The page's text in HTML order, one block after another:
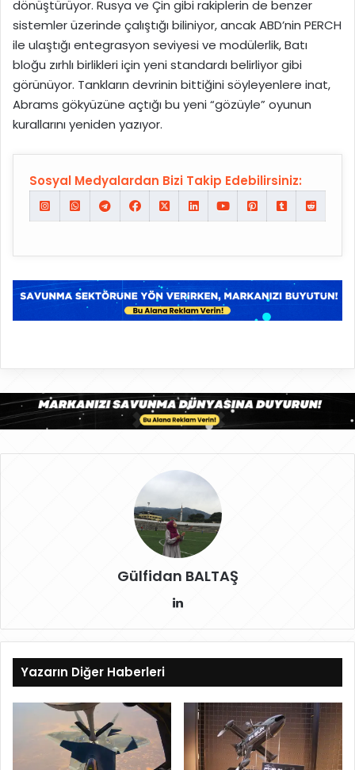
dönüştürüyor. Rusya ve Çin gibi rakiplerin de benzer
sistemler üzerinde çalıştığı biliniyor, ancak ABD’nin PERCH
ile ulaştığı entegrasyon seviyesi ve modülerlik, Batı
bloğu zırhlı birlikleri için yeni standardı belirliyor gibi
görünüyor. Tankların devrinin bittiğini söyleyenlere inat,
Abrams gökyüzüne açtığı bu yeni “gözüyle” oyunun
kurallarını yeniden yazıyor.
Sosyal Medyalardan Bizi Takip Edebilirsiniz:
Gülfidan BALTAŞ
dIn
Yazarın Diğer Haberleri